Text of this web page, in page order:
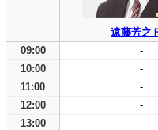
遠藤芳之
09:00
-
10:00
-
11:00
-
12:00
-
13:00
-